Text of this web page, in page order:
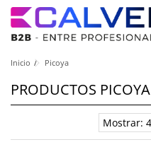
Inicio Picoya
PRODUCTOS PICOYA